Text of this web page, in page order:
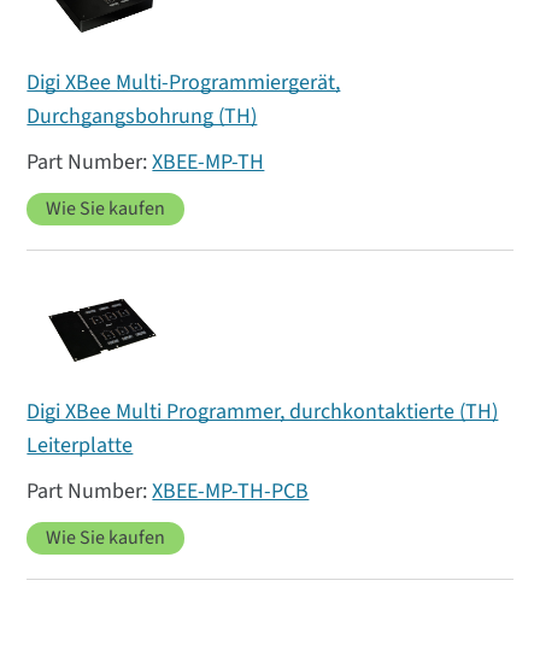
Digi XBee Multi-Programmiergerät,
Durchgangsbohrung (TH)
XBEE-MP-TH
Wie Sie kaufen
Digi XBee Multi Programmer, durchkontaktierte (TH)
Leiterplatte
XBEE-MP-TH-PCB
Wie Sie kaufen